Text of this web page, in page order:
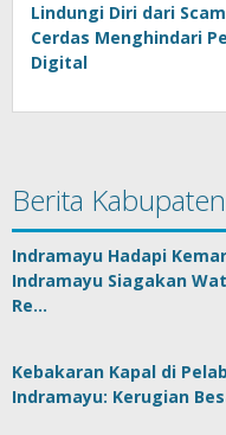
Lindungi Diri dari
Cerdas Menghindari
Digital
Berita
Indramayu Hadapi
Indramayu Siagakan
Re…
Kebakaran Kapal di
Indramayu: Kerugian